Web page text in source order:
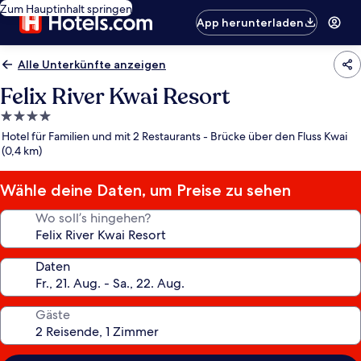
Zum Hauptinhalt springen
App herunterladen
Alle Unterkünfte anzeigen
Felix River Kwai Resort
4.0-
Sterne-
Unterkunft
Hotel für Familien und mit 2 Restaurants - Brücke über den Fluss Kwai
(0,4 km)
Wähle deine Daten, um Preise zu sehen
Wo soll’s hingehen?
Daten
Gäste